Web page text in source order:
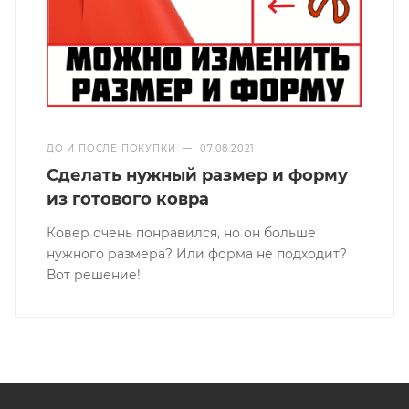
ДО И ПОСЛЕ ПОКУПКИ — 07.08.2021
Сделать нужный размер и форму
из готового ковра
Ковер очень понравился, но он больше
нужного размера? Или форма не подходит?
Вот решение!